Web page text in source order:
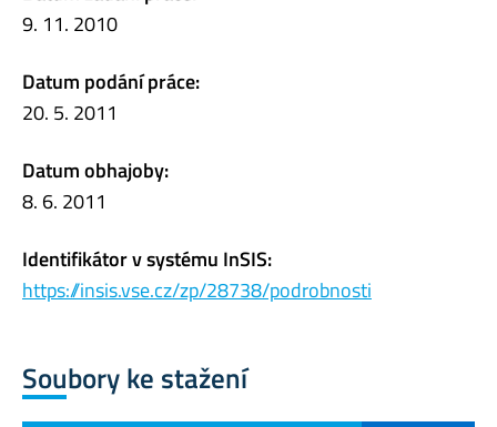
9. 11. 2010
Datum podání práce:
20. 5. 2011
Datum obhajoby:
8. 6. 2011
Identifikátor v systému InSIS:
https://insis.vse.cz/zp/28738/podrobnosti
Soubory ke stažení